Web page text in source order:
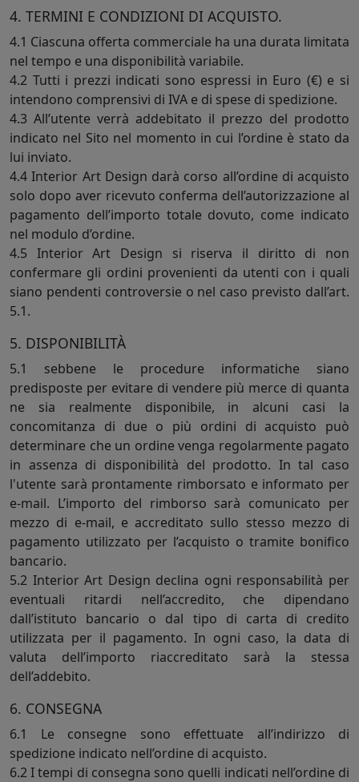
4. TERMINI E CONDIZIONI DI ACQUISTO.
4.1 Ciascuna offerta commerciale ha una durata limitata
nel tempo e una disponibilità variabile.
4.2 Tutti i prezzi indicati sono espressi in Euro (€) e si
intendono comprensivi di IVA e di spese di spedizione.
4.3 All’utente verrà addebitato il prezzo del prodotto
indicato nel Sito nel momento in cui l’ordine è stato da
lui inviato.
4.4 Interior Art Design darà corso all’ordine di acquisto
solo dopo aver ricevuto conferma dell’autorizzazione al
pagamento dell’importo totale dovuto, come indicato
nel modulo d’ordine.
4.5 Interior Art Design si riserva il diritto di non
confermare gli ordini provenienti da utenti con i quali
siano pendenti controversie o nel caso previsto dall’art.
5.1.
5. DISPONIBILITÀ
5.1 sebbene le procedure informatiche siano
predisposte per evitare di vendere più merce di quanta
ne sia realmente disponibile, in alcuni casi la
concomitanza di due o più ordini di acquisto può
determinare che un ordine venga regolarmente pagato
in assenza di disponibilità del prodotto. In tal caso
l'utente sarà prontamente rimborsato e informato per
e-mail. L’importo del rimborso sarà comunicato per
mezzo di e-mail, e accreditato sullo stesso mezzo di
pagamento utilizzato per l’acquisto o tramite bonifico
bancario.
5.2 Interior Art Design declina ogni responsabilità per
eventuali ritardi nell’accredito, che dipendano
dall’istituto bancario o dal tipo di carta di credito
utilizzata per il pagamento. In ogni caso, la data di
valuta dell’importo riaccreditato sarà la stessa
dell’addebito.
6. CONSEGNA
6.1 Le consegne sono effettuate all’indirizzo di
spedizione indicato nell’ordine di acquisto.
6.2 I tempi di consegna sono quelli indicati nell’ordine di